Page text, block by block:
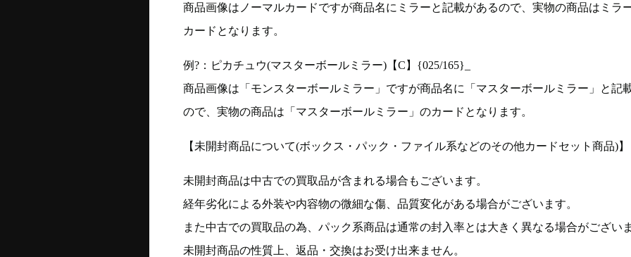
商品画像はノーマルカードですが商品名にミラーと記載があるので、実物の商品はミラ
カードとなります。
例?：ピカチュウ(マスターボールミラー)【C】{025/165}_
商品画像は「モンスターボールミラー」ですが商品名に「マスターボールミラー」と記
ので、実物の商品は「マスターボールミラー」のカードとなります。
【未開封商品について(ボックス・パック・ファイル系などのその他カードセット商品)】
未開封商品は中古での買取品が含まれる場合もございます。
経年劣化による外装や内容物の微細な傷、品質変化がある場合がございます。
また中古での買取品の為、パック系商品は通常の封入率とは大きく異なる場合がございま
未開封商品の性質上、返品・交換はお受け出来ません。